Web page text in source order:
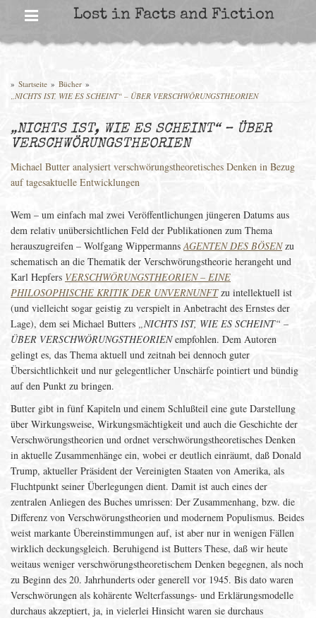
Lost in Facts and Fiction
» Startseite » Bücher »
„NICHTS IST, WIE ES SCHEINT“ – ÜBER VERSCHWÖRUNGSTHEORIEN
„NICHTS IST, WIE ES SCHEINT“ – ÜBER
VERSCHWÖRUNGSTHEORIEN
Michael Butter analysiert verschwörungstheoretisches Denken in Bezug
auf tagesaktuelle Entwicklungen
Wem – um einfach mal zwei Veröffentlichungen jüngeren Datums aus
dem relativ unübersichtlichen Feld der Publikationen zum Thema
herauszugreifen – Wolfgang WippermannsAGENTEN DES BÖSENzu
schematisch an die Thematik der Verschwörungstheorie herangeht und
Karl Hepfers VERSCHWÖRUNGSTHEORIEN – EINE
PHILOSOPHISCHE KRITIK DER UNVERNUNFTzu intellektuell ist
(und vielleicht sogar geistig zu verspielt in Anbetracht des Ernstes der
Lage), dem sei Michael Butters „NICHTS IST, WIE ES SCHEINT“ –
ÜBER VERSCHWÖRUNGSTHEORIENempfohlen. Dem Autoren
gelingt es, das Thema aktuell und zeitnah bei dennoch guter
Übersichtlichkeit und nur gelegentlicher Unschärfe pointiert und bündig
auf den Punkt zu bringen.
Butter gibt in fünf Kapiteln und einem Schlußteil eine gute Darstellung
über Wirkungsweise, Wirkungsmächtigkeit und auch die Geschichte der
Verschwörungstheorien und ordnet verschwörungstheoretisches Denken
in aktuelle Zusammenhänge ein, wobei er deutlich einräumt, daß Donald
Trump, aktueller Präsident der Vereinigten Staaten von Amerika, als
Fluchtpunkt seiner Überlegungen dient. Damit ist auch eines der
zentralen Anliegen des Buches umrissen: Der Zusammenhang, bzw. die
Differenz von Verschwörungstheorien und modernem Populismus. Beides
weist markante Übereinstimmungen auf, ist aber nur in wenigen Fällen
wirklich deckungsgleich. Beruhigend ist Butters These, daß wir heute
weitaus weniger verschwörungstheoretischem Denken begegnen, als noch
zu Beginn des 20. Jahrhunderts oder generell vor 1945. Bis dato waren
Verschwörungen als kohärente Welterfassungs- und Erklärungsmodelle
durchaus akzeptiert, ja, in vielerlei Hinsicht waren sie durchaus